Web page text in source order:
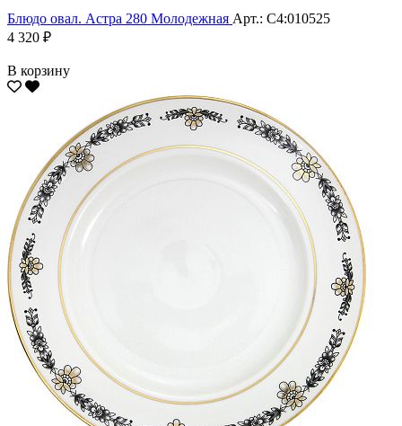
Блюдо овал. Астра 280 Молодежная Арт.: С4:010525
4 320 ₽
В корзину